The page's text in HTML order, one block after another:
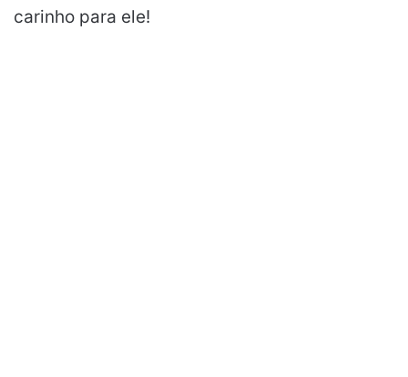
carinho para ele!